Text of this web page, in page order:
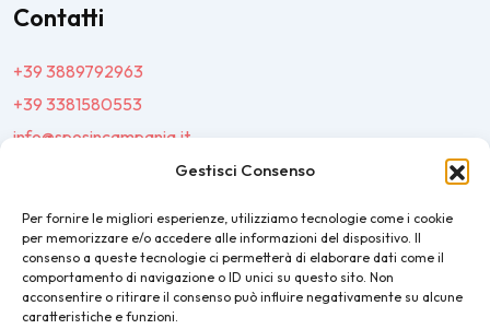
Gestisci Consenso
Per fornire le migliori esperienze, utilizziamo tecnologie come i cookie
per memorizzare e/o accedere alle informazioni del dispositivo. Il
consenso a queste tecnologie ci permetterà di elaborare dati come il
comportamento di navigazione o ID unici su questo sito. Non
acconsentire o ritirare il consenso può influire negativamente su alcune
caratteristiche e funzioni.
Contatti
+39 3889792963
+39 3381580553
info@sposincampania.it
sposincampania@pec.it
Link
Top100